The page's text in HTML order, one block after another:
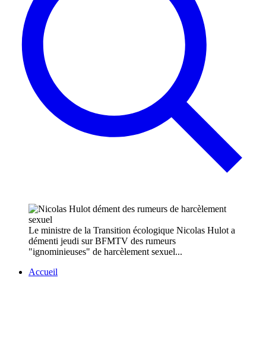
Le ministre de la Transition écologique Nicolas Hulot a
démenti jeudi sur BFMTV des rumeurs
"ignominieuses" de harcèlement sexuel...
Accueil